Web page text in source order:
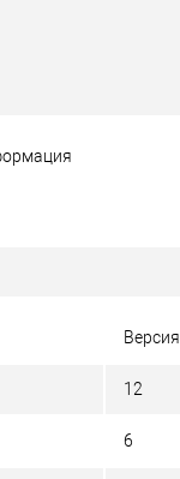
Версия
12
6